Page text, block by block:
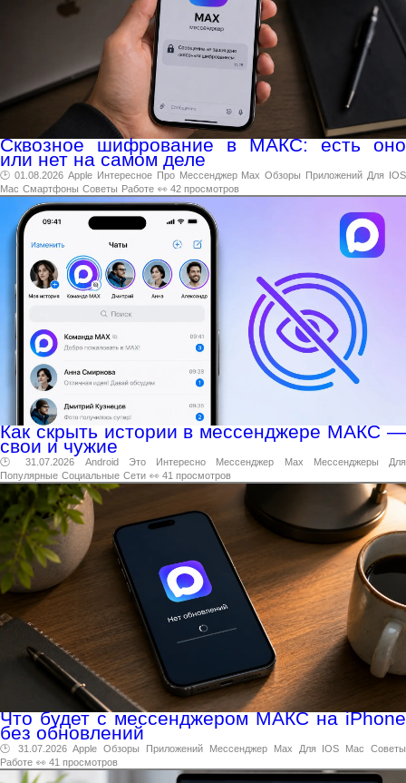
Сквозное шифрование в МАКС: есть оно
или нет на самом деле
🕑 01.08.2026 Apple Интересное Про Мессенджер Max Обзоры Приложений Для IOS
Mac Смартфоны Советы Работе 👀 42 просмотров
Как скрыть истории в мессенджере МАКС —
свои и чужие
🕑 31.07.2026 Android Это Интересно Мессенджер Max Мессенджеры
Для
Популярные Социальные Сети 👀 41 просмотров
Что будет с мессенджером МАКС на iPhone
без обновлений
🕑 31.07.2026 Apple Обзоры Приложений Мессенджер Max Для IOS Mac
Советы
Работе 👀 41 просмотров